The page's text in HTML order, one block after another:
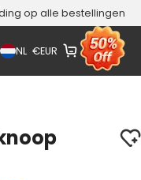
op alle bestellingen
NL €EUR